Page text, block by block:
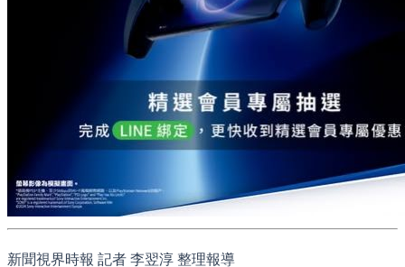
新聞視界時報 記者 李翌淳 整理報導